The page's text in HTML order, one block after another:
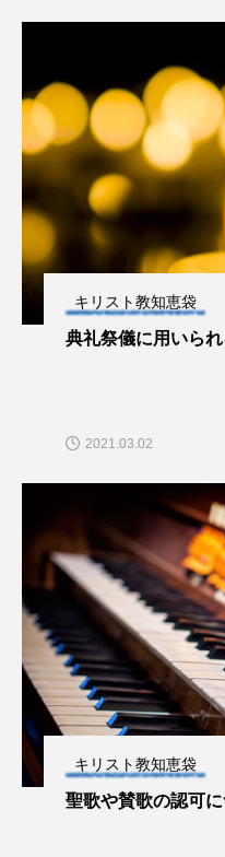
キリスト教知恵袋
典礼祭儀に用いら
2021.03.02
キリスト教知恵袋
聖歌や賛歌の認可